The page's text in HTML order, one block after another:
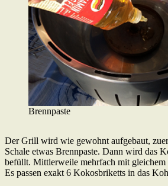
Brennpaste
Der Grill wird wie gewohnt aufgebaut,
Schale etwas Brennpaste. Dann wird das
befüllt. Mittlerweile mehrfach mit gleichem
Es passen exakt 6 Kokosbriketts in das